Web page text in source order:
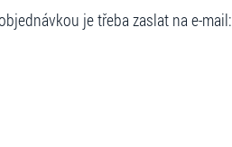
je třeba zaslat na e-mail: